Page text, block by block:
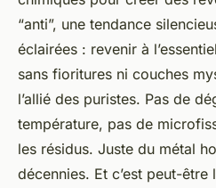
“anti”, une tendance
éclairées : revenir à
sans fioritures ni couches
l’allié des puristes. Pas de
température, pas de
les résidus. Juste du métal
décennies. Et c’est peut-